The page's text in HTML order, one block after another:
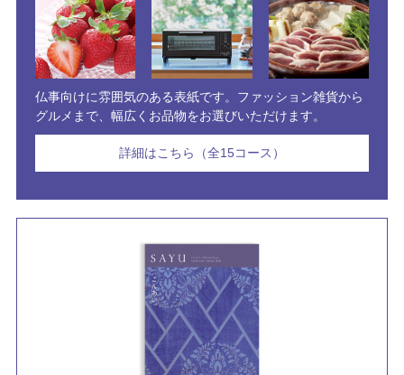
仏事向けに雰囲気のある表紙です。ファッション雑貨から
グルメまで、幅広くお品物をお選びいただけます。
詳細はこちら（全15コース）